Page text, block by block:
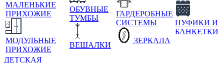
МАЛЕНЬКИЕ
ПРИХОЖИЕ
МОДУЛЬНЫЕ
ПРИХОЖИЕ
ОБУВНЫЕ
ТУМБЫ
ВЕШАЛКИ
ГАРДЕРОБНЫЕ
СИСТЕМЫ
ЗЕРКАЛА
ПУФИКИ И
БАНКЕТКИ
ДЕТСКАЯ